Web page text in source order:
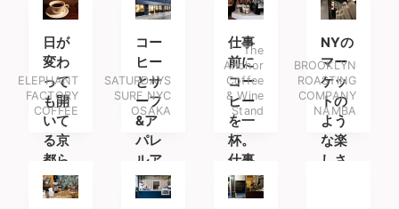
日が
変わ
って
も開
いて
る京
都ら
しい
コー
ELEPHANT
FACTORY
COFFEE
コー
ヒー
とサ
ーフ
&ア
パレ
ルア
イテ
ムを
SATURDAYS
SURF NYC
OSAKA
仕事
前に
コー
ヒー
を一
杯。
仕事
帰り
には
The
Anchor
Coffee
& Wine
Stand
NYの
マー
ケッ
トの
よう
な楽
しさ
BROOKLYN
ROASTING
COMPANY
NAMBA